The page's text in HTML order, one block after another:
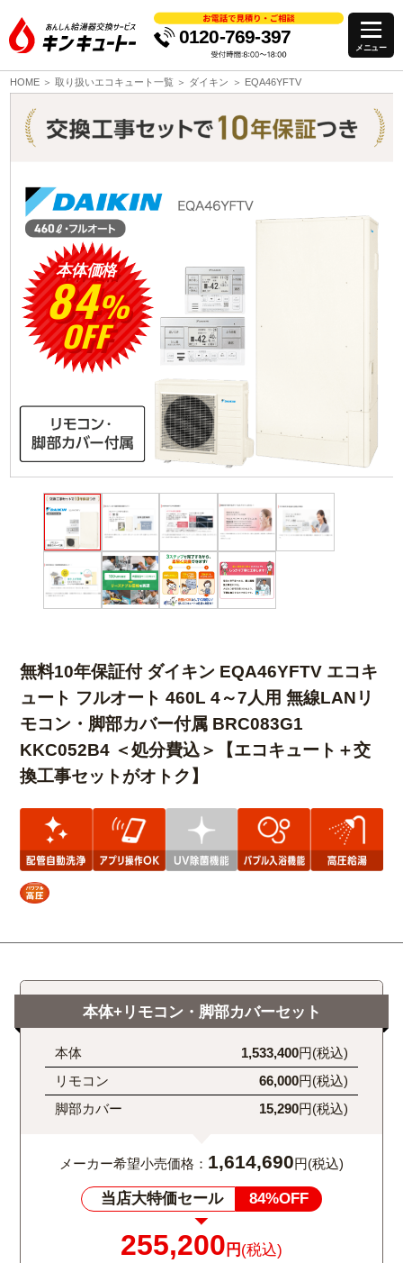
0120-769-397
HOME 取り扱いエコキュート一覧 ダイキン EQA46YFTV
本体価格
84%
OFF
無料10年保証付 ダイキン EQA46YFTV エコキ
ュート フルオート 460L 4～7人用 無線LANリ
モコン・脚部カバー付属 BRC083G1
KKC052B4 ＜処分費込＞【エコキュート＋交
換工事セットがオトク】
本体+リモコン・脚部カバーセット
本体 1,533,400円(税込)
リモコン
66,000円(税込)
脚部カバー
15,290円(税込)
メーカー希望小売価格： 1,614,690円(税込)
当店大特価セール 84%OFF
255,200 円 (税込)